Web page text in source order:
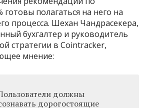
готовы полагаться на него на
процесса. Шехан Чандрасекера,
бухгалтер и руководитель
стратегии в Cointracker,
мнение:
должны
дорогостоящие